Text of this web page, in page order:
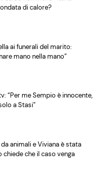
di calore?
ai funerali del marito:
mano nella mano”
“Per me Sempio è innocente,
a Stasi”
animali e Viviana è stata
chiede che il caso venga